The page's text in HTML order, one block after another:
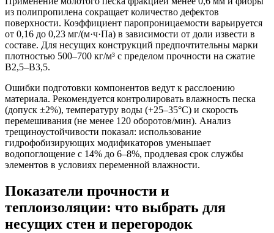
из полипропилена сокращает количество дефектов
поверхности. Коэффициент паропроницаемости варьируется
от 0,16 до 0,23 мг/(м·ч·Па) в зависимости от доли извести в
составе. Для несущих конструкций предпочтительны марки
плотностью 500–700 кг/м³ с пределом прочности на сжатие
B2,5–B3,5.
Ошибки подготовки компонентов ведут к расслоению
материала. Рекомендуется контролировать влажность песка
(допуск ±2%), температуру воды (+25–35°C) и скорость
перемешивания (не менее 120 оборотов/мин). Анализ
трещиноустойчивости показал: использование
гидрофобизирующих модификаторов уменьшает
водопоглощение с 14% до 6–8%, продлевая срок службы
элементов в условиях переменной влажности.
Показатели прочности и
теплоизоляции: что выбрать для
несущих стен и перегородок